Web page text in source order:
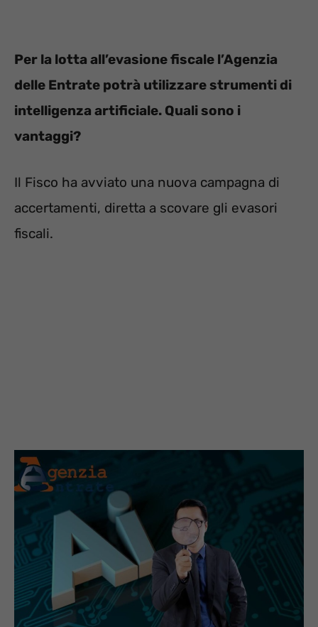
Per la lotta all’evasione fiscale l’Agenzia
delle Entrate potrà utilizzare strumenti di
intelligenza artificiale. Quali sono i
vantaggi?
Il Fisco ha avviato una nuova campagna di
accertamenti, diretta a scovare gli evasori
fiscali.